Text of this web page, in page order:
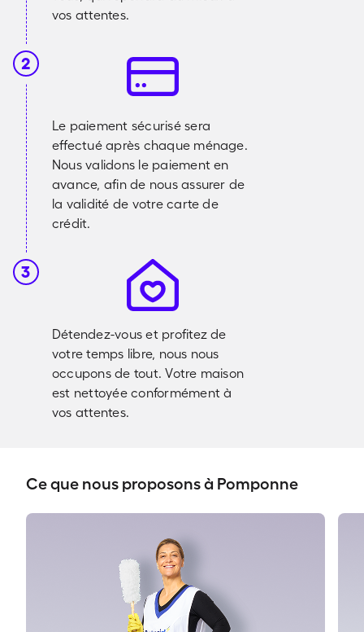
vos attentes.
2
Le paiement sécurisé sera
effectué après chaque ménage.
Nous validons le paiement en
avance, afin de nous assurer de
la validité de votre carte de
crédit.
3
Détendez-vous et profitez de
votre temps libre, nous nous
occupons de tout. Votre maison
est nettoyée conformément à
vos attentes.
Ce que nous proposons à Pomponne